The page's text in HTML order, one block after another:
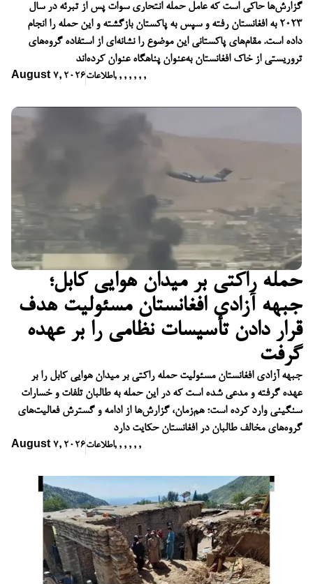
گزارش‌ها حاکی است که عامل حمله انتحاری سوات پس از تبرئه در سال
۲۰۲۳ به افغانستان رفته و سپس به پاکستان بازگشته و این حمله را انجام
داده است. مقام‌های پاکستانی این موضوع را نشانه‌ای از استفاده گروه‌های
تروریستی از خاک افغانستان به‌عنوان پناهگاه عنوان کرده‌اند
August 7, 2026اطلاعات, , , , , , ,
حمله راکتی بر میدان هوایی کابل؛
جبهه آزادی افغانستان مسئولیت هدف
قرار دادن تأسیسات نظامی را بر عهده
گرفت
جبهه آزادی افغانستان مسئولیت حمله راکتی بر میدان هوایی کابل را بر
عهده گرفته و مدعی شده است که در این حمله به طالبان تلفات و خسارات
سنگینی وارد کرده است؛ هم‌زمان، گزارش‌ها از ادامه و گسترش فعالیت‌های
گروه‌های مخالف طالبان در افغانستان حکایت دارد
August 7, 2026اطلاعات, , , , , ,